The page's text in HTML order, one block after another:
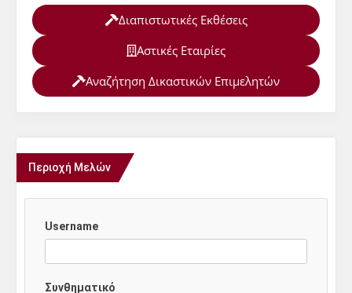
Διαπιστωτικές Εκθέσεις
Αστικές Εταιρίες
Αναζήτηση Δικαστικών Επιμελητών
Περιοχή Μελών
Username
Συνθηματικό